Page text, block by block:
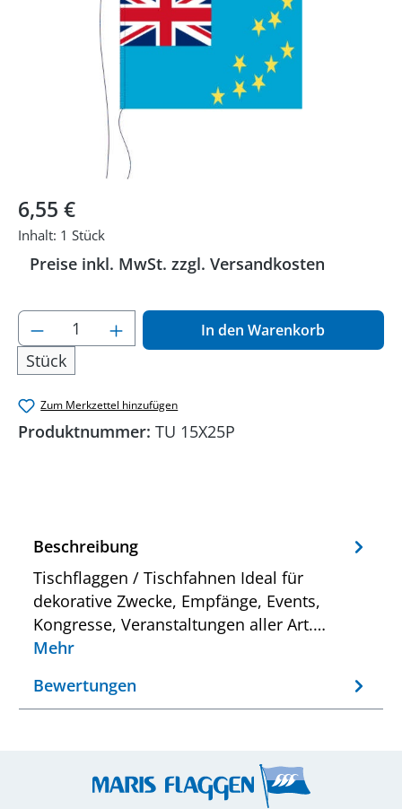
Regulärer Preis:
6,55 €
Inhalt: 1 Stück
Preise inkl. MwSt. zzgl. Versandkosten
Produkt Anzahl: Gib den gewünschten
Stück
In den Warenkorb
Zum Merkzettel hinzufügen
Produktnummer: TU 15X25P
Beschreibung
Tischflaggen / Tischfahnen Ideal für
dekorative Zwecke, Empfänge, Events,
Kongresse, Veranstaltungen aller Art.…
Mehr
Bewertungen